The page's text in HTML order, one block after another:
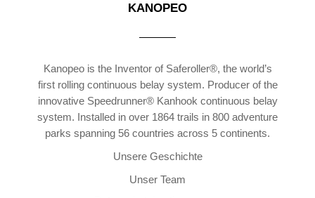
KANOPEO
Kanopeo is the Inventor of Saferoller®, the world’s
first rolling continuous belay system. Producer of the
innovative Speedrunner® Kanhook continuous belay
system. Installed in over 1864 trails in 800 adventure
parks spanning 56 countries across 5 continents.
Unsere Geschichte
Unser Team